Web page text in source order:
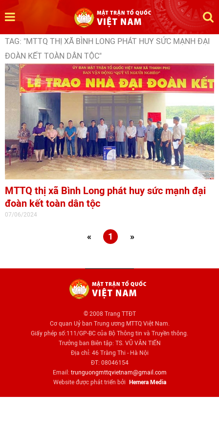
TAG: "MTTQ THỊ XÃ BÌNH LONG PHÁT HUY SỨC MẠNH ĐẠI
ĐOÀN KẾT TOÀN DÂN TỘC"
MTTQ thị xã Bình Long phát huy sức mạnh đại
đoàn kết toàn dân tộc
07/06/2024
« 1 »
© 2008 Trang TTĐT
Cơ quan Uỷ ban Trung ương MTTQ Việt Nam.
Giấy phép số:111/GP-BC của Bộ Thông tin và Truyền thông.
Trưởng ban Biên tập: TS. VŨ VĂN TIẾN
Địa chỉ: 46 Tràng Thi - Hà Nội
ĐT: 08046154
Email: trunguongmttqvietnam@gmail.com
Website được phát triển bởi
Hemera Media